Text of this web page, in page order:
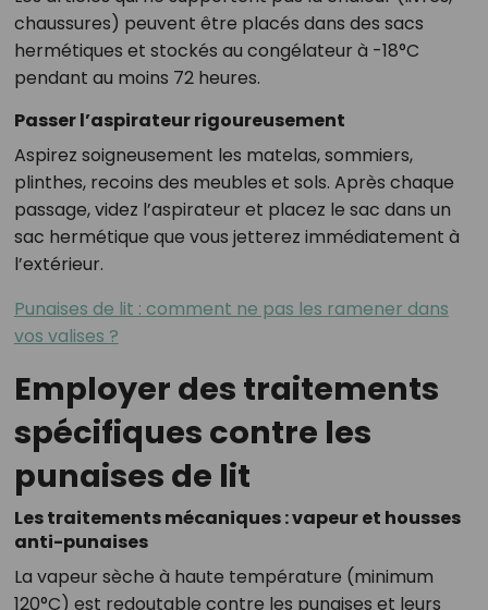
chaussures) peuvent être placés dans des sacs
hermétiques et stockés au congélateur à -18°C
pendant au moins 72 heures.
Passer l’aspirateur rigoureusement
Aspirez soigneusement les matelas, sommiers,
plinthes, recoins des meubles et sols. Après chaque
passage, videz l’aspirateur et placez le sac dans un
sac hermétique que vous jetterez immédiatement à
l’extérieur.
Punaises de lit : comment ne pas les ramener dans
vos valises ?
Employer des traitements
spécifiques contre les
punaises de lit
Les traitements mécaniques : vapeur et housses
anti-punaises
La vapeur sèche à haute température (minimum
120°C) est redoutable contre les punaises et leurs